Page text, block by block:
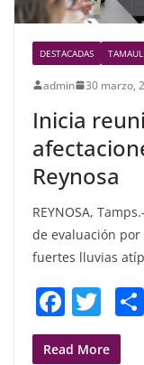
DESTACADAS
admin 30 marzo,
Inicia
Reynosa
REYNOSA,
de evaluación
fuertes lluvias
F
a
T
w
Read More